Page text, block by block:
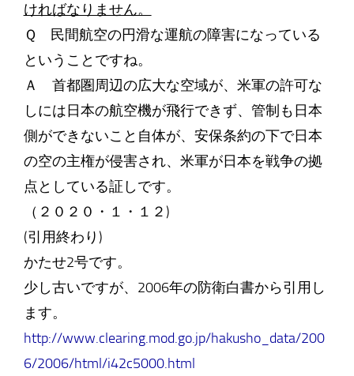
ければなりません。
Ｑ 民間航空の円滑な運航の障害になっている
ということですね。
Ａ 首都圏周辺の広大な空域が、米軍の許可な
しには日本の航空機が飛行できず、管制も日本
側ができないこと自体が、安保条約の下で日本
の空の主権が侵害され、米軍が日本を戦争の拠
点としている証しです。
（２０２０・１・１２)
(引用終わり)
かたせ2号です。
少し古いですが、2006年の防衛白書から引用し
ます。
http://www.clearing.mod.go.jp/hakusho_data/200
6/2006/html/i42c5000.html